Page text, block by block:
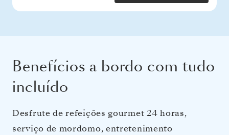
Benefícios a bordo com tudo
incluído
Desfrute de refeições gourmet 24 horas,
serviço de mordomo, entretenimento